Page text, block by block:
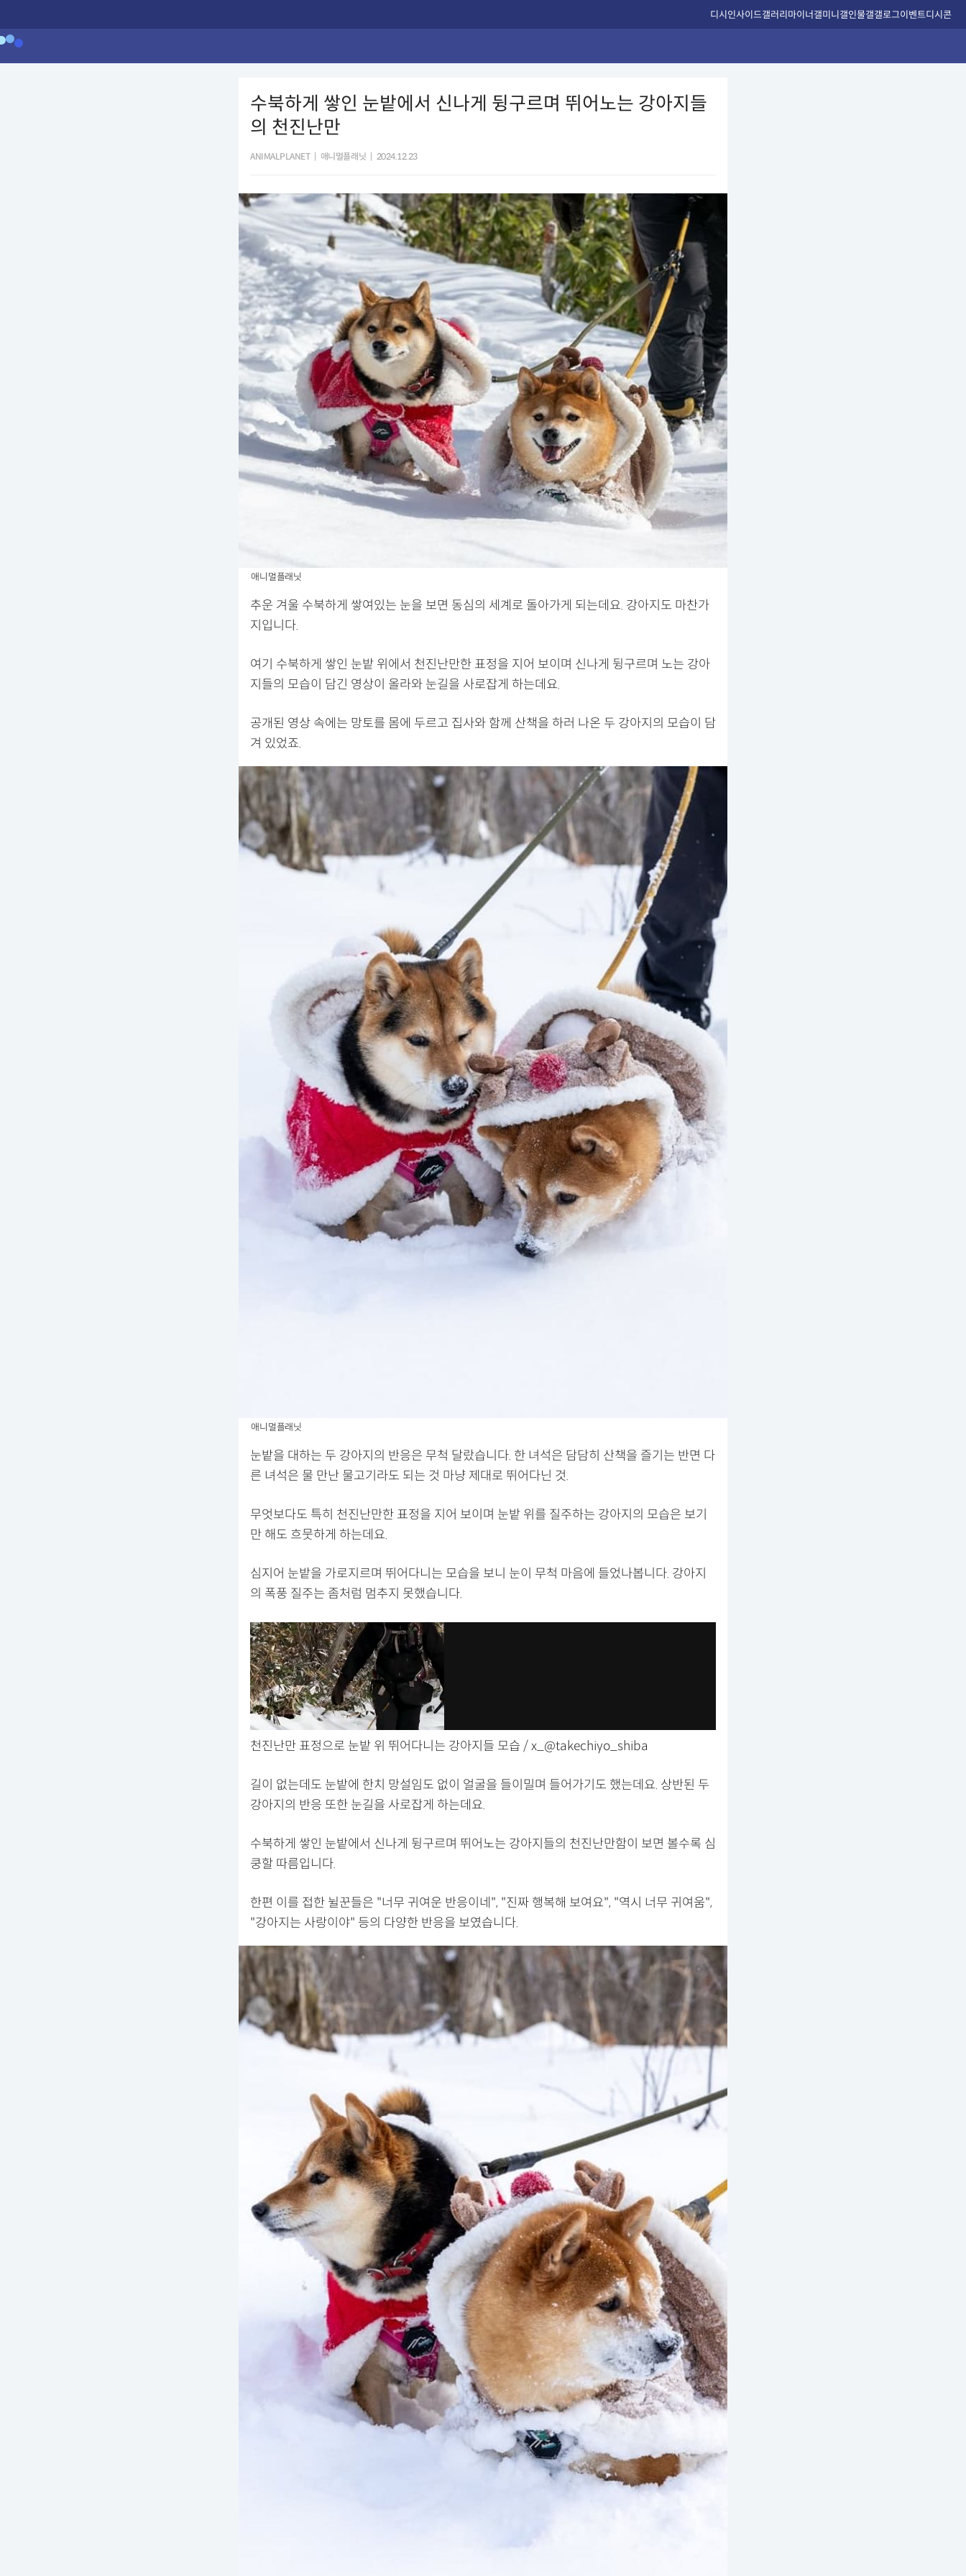
디시인사이드갤러리마이너갤미니갤인물갤갤로그이벤트디시콘
수북하게 쌓인 눈밭에서 신나게 뒹구르며 뛰어노는 강아지들
의 천진난만
ANIMALPLANET 애니멀플래닛 2024.12.23
애니멀플래닛
추운 겨울 수북하게 쌓여있는 눈을 보면 동심의 세계로 돌아가게 되는데요. 강아지도 마찬가
지입니다.
여기 수북하게 쌓인 눈밭 위에서 천진난만한 표정을 지어 보이며 신나게 뒹구르며 노는 강아
지들의 모습이 담긴 영상이 올라와 눈길을 사로잡게 하는데요.
공개된 영상 속에는 망토를 몸에 두르고 집사와 함께 산책을 하러 나온 두 강아지의 모습이 담
겨 있었죠.
애니멀플래닛
눈밭을 대하는 두 강아지의 반응은 무척 달랐습니다. 한 녀석은 담담히 산책을 즐기는 반면 다
른 녀석은 물 만난 물고기라도 되는 것 마냥 제대로 뛰어다닌 것.
무엇보다도 특히 천진난만한 표정을 지어 보이며 눈밭 위를 질주하는 강아지의 모습은 보기
만 해도 흐뭇하게 하는데요.
심지어 눈밭을 가로지르며 뛰어다니는 모습을 보니 눈이 무척 마음에 들었나봅니다. 강아지
의 폭풍 질주는 좀처럼 멈추지 못했습니다.
천진난만 표정으로 눈밭 위 뛰어다니는 강아지들 모습 / x_@takechiyo_shiba
길이 없는데도 눈밭에 한치 망설임도 없이 얼굴을 들이밀며 들어가기도 했는데요. 상반된 두
강아지의 반응 또한 눈길을 사로잡게 하는데요.
수북하게 쌓인 눈밭에서 신나게 뒹구르며 뛰어노는 강아지들의 천진난만함이 보면 볼수록 심
쿵할 따름입니다.
한편 이를 접한 뉠꾼들은 "너무 귀여운 반응이네", "진짜 행복해 보여요", "역시 너무 귀여움",
"강아지는 사랑이야" 등의 다양한 반응을 보였습니다.